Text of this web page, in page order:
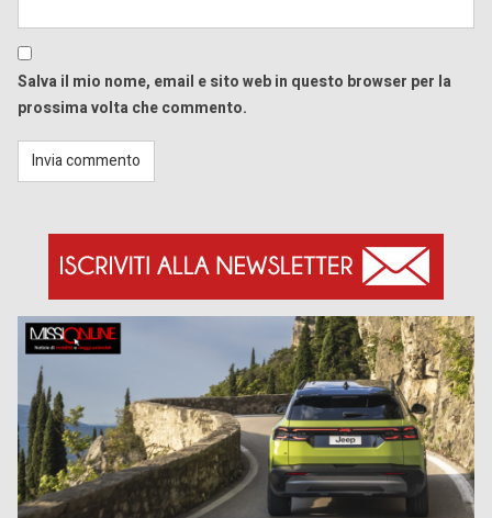
Salva il mio nome, email e sito web in questo browser per la
prossima volta che commento.